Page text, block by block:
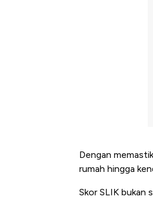
Dengan
rumah hingga
Skor SLIK bukan